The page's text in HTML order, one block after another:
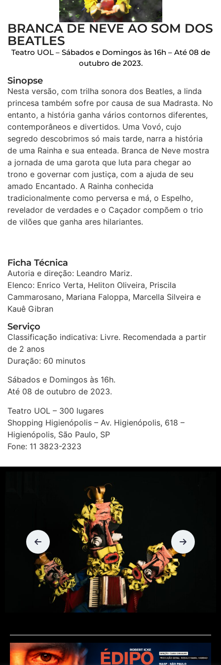
BRANCA DE NEVE AO SOM DOS
BEATLES
Teatro UOL – Sábados e Domingos às 16h – Até 08 de
outubro de 2023.
Sinopse
Nesta versão, com trilha sonora dos Beatles, a linda
princesa também sofre por causa de sua Madrasta. No
entanto, a história ganha vários contornos diferentes,
contemporâneos e divertidos. Uma Vovó, cujo
segredo descobrimos só mais tarde, narra a história
de uma Rainha e sua enteada. Branca de Neve mostra
a jornada de uma garota que luta para chegar ao
trono e governar com justiça, com a ajuda de seu
amado Encantado. A Rainha conhecida
tradicionalmente como perversa e má, o Espelho,
revelador de verdades e o Caçador compõem o trio
de vilões que ganha ares hilariantes.
Ficha Técnica
Autoria e direção: Leandro Mariz.
Elenco: Enrico Verta, Heliton Oliveira, Priscila
Cammarosano, Mariana Faloppa, Marcella Silveira e
Kauê Gibran
Serviço
Classificação indicativa: Livre. Recomendada a partir
de 2 anos
Duração: 60 minutos
Sábados e Domingos às 16h.
Até 08 de outubro de 2023.
Teatro UOL – 300 lugares
Shopping Higienópolis – Av. Higienópolis, 618 –
Higienópolis, São Paulo, SP
Fone: 11 3823-2323